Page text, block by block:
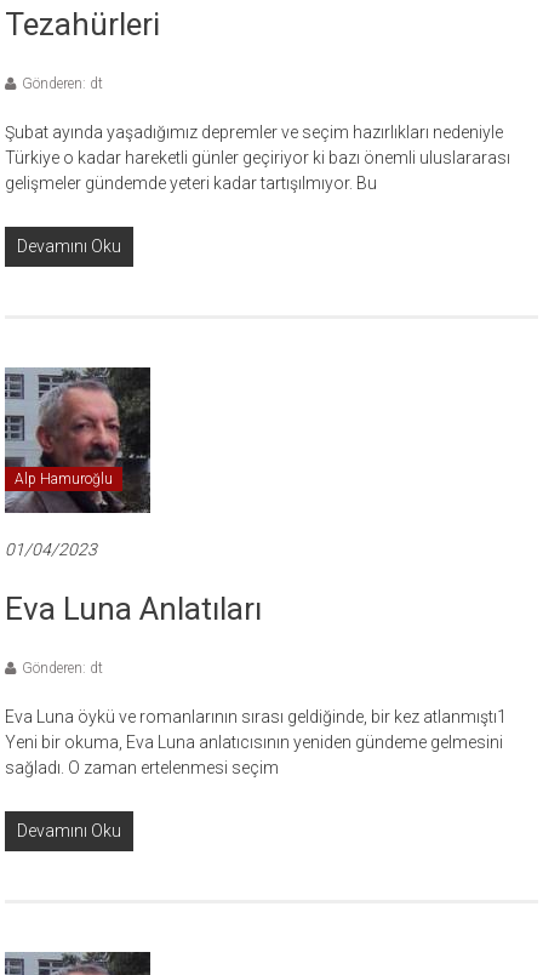
Tezahürleri
Gönderen: dt
Şubat ayında yaşadığımız depremler ve seçim hazırlıkları nedeniyle
Türkiye o kadar hareketli günler geçiriyor ki bazı önemli uluslararası
gelişmeler gündemde yeteri kadar tartışılmıyor. Bu
Devamını Oku
Alp Hamuroğlu
01/04/2023
Eva Luna Anlatıları
Gönderen: dt
Eva Luna öykü ve romanlarının sırası geldiğinde, bir kez atlanmıştı1
Yeni bir okuma, Eva Luna anlatıcısının yeniden gündeme gelmesini
sağladı. O zaman ertelenmesi seçim
Devamını Oku